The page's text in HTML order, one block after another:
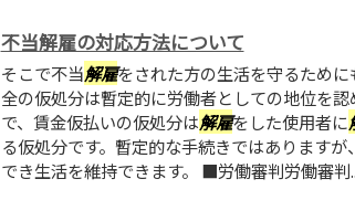
不当解雇の対応方法について
そこで不当解雇をされた方の生活を守るため
全の仮処分は暫定的に労働者としての地位を
で、賃金仮払いの仮処分は解雇をした使用者に
る仮処分です。暫定的な手続きではあります
でき生活を維持できます。 ■労働審判労働審判